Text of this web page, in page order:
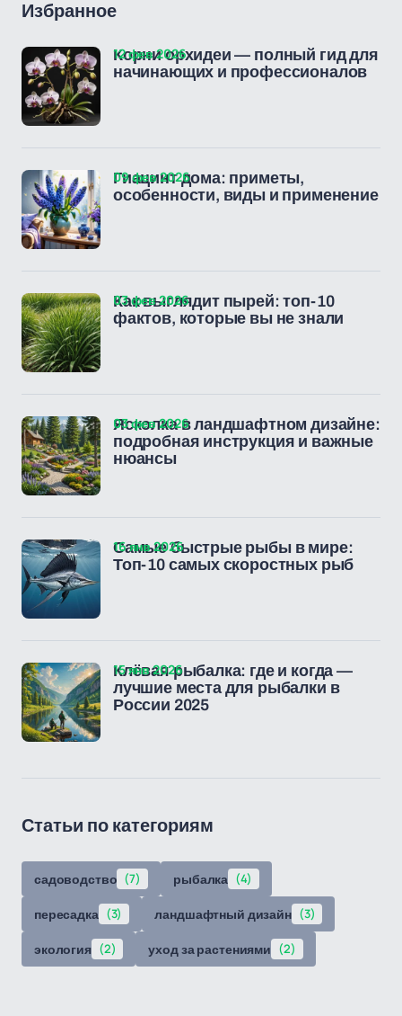
Избранное
Корни орхидеи — полный гид для
начинающих и профессионалов
12 фев 2026
Гиацинт дома: приметы,
особенности, виды и применение
09 фев 2026
Как выглядит пырей: топ-10
фактов, которые вы не знали
03 фев 2026
Ясколка в ландшафтном дизайне:
подробная инструкция и важные
нюансы
03 фев 2026
Самые быстрые рыбы в мире:
Топ-10 самых скоростных рыб
16 янв 2026
Клёвая рыбалка: где и когда —
лучшие места для рыбалки в
России 2025
15 янв 2026
Статьи по категориям
садоводство (7) рыбалка (4)
пересадка (3) ландшафтный дизайн (3)
экология (2) уход за растениями (2)